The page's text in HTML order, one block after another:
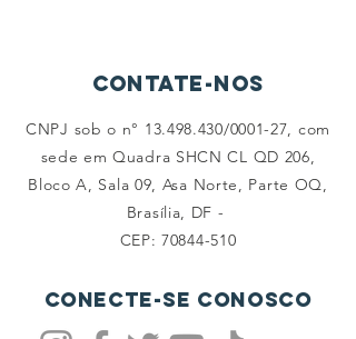
Contate-nos
CNPJ sob o n° 13.498.430/0001-27, com
sede em Quadra SHCN CL QD 206,
Bloco A, Sala 09, Asa Norte, Parte OQ,
Brasília, DF -
CEP:70844-510
Conecte-se conosco